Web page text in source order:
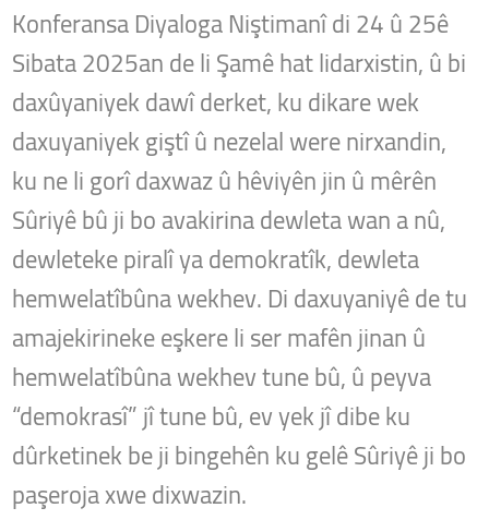
Konferansa Diyaloga Niştimanî di 24 û 25ê
Sibata 2025an de li Şamê hat lidarxistin, û bi
daxûyaniyek dawî derket, ku dikare wek
daxuyaniyek giştî û nezelal were nirxandin,
ku ne li gorî daxwaz û hêviyên jin û mêrên
Sûriyê bû ji bo avakirina dewleta wan a nû,
dewleteke piralî ya demokratîk, dewleta
hemwelatîbûna wekhev. Di daxuyaniyê de tu
amajekirineke eşkere li ser mafên jinan û
hemwelatîbûna wekhev tune bû, û peyva
“demokrasî” jî tune bû, ev yek jî dibe ku
dûrketinek be ji bingehên ku gelê Sûriyê ji bo
paşeroja xwe dixwazin.